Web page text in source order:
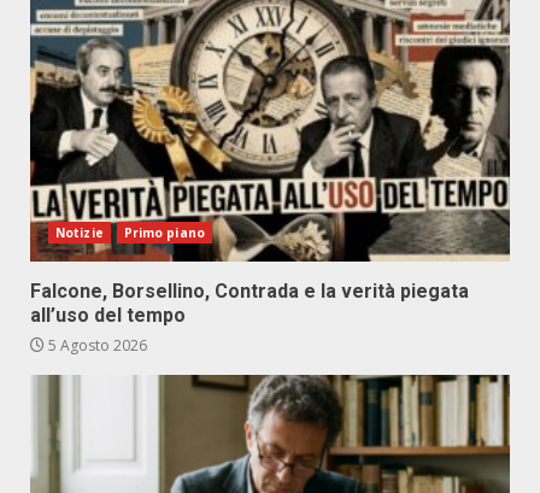
Notizie Primo piano
Falcone, Borsellino, Contrada e la verità piegata
all’uso del tempo
5 Agosto 2026